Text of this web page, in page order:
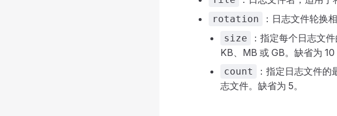
rotation ：日志文件轮换
size
：指定每个日志文
KB、MB 或 GB。缺省为 10
count
：指定日志文件
志文件。缺省为 5。